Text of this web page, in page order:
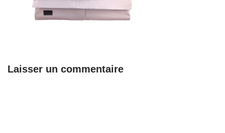
Laisser un commentaire